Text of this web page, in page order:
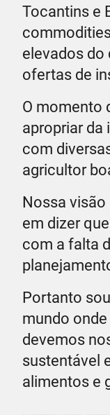
Tocantins e
elevados do
ofertas de
O momento
apropriar da
com
agricultor
Nossa visão
em dizer
com a falta
Portanto
mundo
devemos
sustentável
alimentos e